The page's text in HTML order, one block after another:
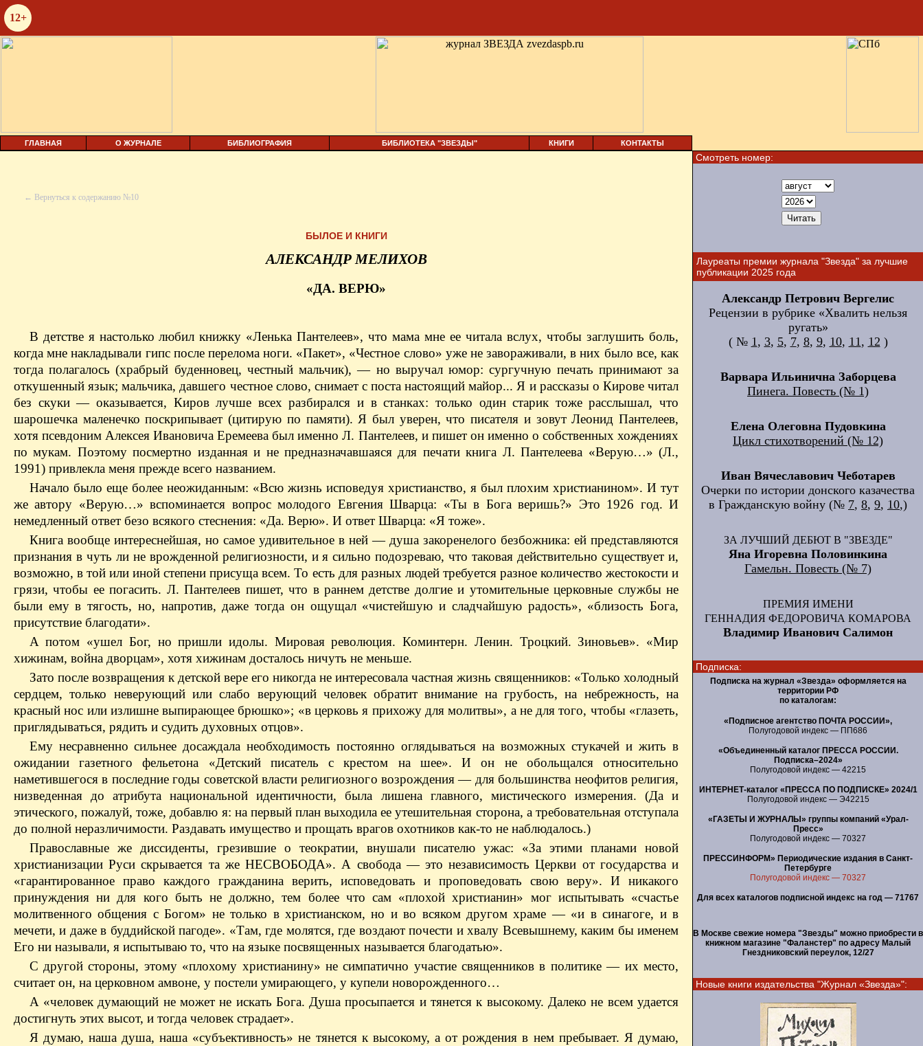
12+
ГЛАВНАЯ О ЖУРНАЛЕ БИБЛИОГРАФИЯ БИБЛИОТЕКА "ЗВЕЗДЫ" КНИГИ КОНТАКТЫ
← Вернуться к содержанию №10
БЫЛОЕ И КНИГИ
АЛЕКСАНДР МЕЛИХОВ
«ДА. ВЕРЮ»
В детстве я настолько любил книжку «Ленька Пантелеев», что мама мне ее читала вслух, чтобы заглушить боль,
когда мне накладывали гипс после перелома ноги. «Пакет», «Честное слово» уже не завораживали, в них было все, как
тогда полагалось (храбрый буденновец, честный мальчик), — но выручал юмор: сургучную печать принимают за
откушенный язык; мальчика, давшего честное слово, снимает с поста настоящий майор... Я и рассказы о Кирове читал
без скуки — оказывается, Киров лучше всех разбирался и в станках: только один старик тоже расслышал, что
шарошечка маленечко поскрипывает (цитирую по памяти). Я был уверен, что писателя и зовут Леонид Пантелеев,
хотя псевдоним Алексея Ивановича Еремеева был именно Л. Пантелеев, и пишет он именно о собственных хождениях
по мукам. Поэтому посмертно изданная и не предназначавшаяся для печати книга Л. Пантелеева «Верую…» (Л.,
1991) привлекла меня прежде всего названием.
Начало было еще более неожиданным: «Всю жизнь исповедуя христианство, я был плохим христианином». И тут
же автору «Верую…» вспоминается вопрос молодого Евгения Шварца: «Ты в Бога веришь?» Это 1926 год. И
немедленный ответ безо всякого стеснения: «Да. Верю». И ответ Шварца: «Я тоже».
Книга вообще интереснейшая, но самое удивительное в ней — душа закоренелого безбожника: ей представляются
признания в чуть ли не врожденной религиозности, и я сильно подозреваю, что таковая действительно существует и,
возможно, в той или иной степени присуща всем. То есть для разных людей требуется разное количество жестокости и
грязи, чтобы ее погасить. Л. Пантелеев пишет, что в раннем детстве долгие и утомительные церковные службы не
были ему в тягость, но, напротив, даже тогда он ощущал «чистейшую и сладчайшую радость», «близость Бога,
присутствие благодати».
А потом «ушел Бог, но пришли идолы. Мировая революция. Коминтерн. Ленин. Троцкий. Зиновьев». «Мир
хижинам, война дворцам», хотя хижинам досталось ничуть не меньше.
Зато после возвращения к детской вере его никогда не интересовала частная жизнь священников: «Только холодный
сердцем, только неверующий или слабо верующий человек обратит внимание на грубость, на небрежность, на
красный нос или излишне выпирающее брюшко»; «в церковь я прихожу для молитвы», а не для того, чтобы «глазеть,
приглядываться, рядить и судить духовных отцов».
Ему несравненно сильнее досаждала необходимость постоянно оглядываться на возможных стукачей и жить в
ожидании газетного фельетона «Детский писатель с крестом на шее». И он не обольщался относительно
наметившегося в последние годы советской власти религиозного возрождения — для большинства неофитов религия,
низведенная до атрибута национальной идентичности, была лишена главного, мистического измерения. (Да и
этического, пожалуй, тоже, добавлю я: на первый план выходила ее утешительная сторона, а требовательная отступала
до полной неразличимости. Раздавать имущество и прощать врагов охотников как-то не наблюдалось.)
Православные же диссиденты, грезившие о теократии, внушали писателю ужас: «За этими планами новой
христианизации Руси скрывается та же НЕСВОБОДА». А свобода — это независимость Церкви от государства и
«гарантированное право каждого гражданина верить, исповедовать и проповедовать свою веру». И никакого
принуждения ни для кого быть не должно, тем более что сам «плохой христианин» мог испытывать «счастье
молитвенного общения с Богом» не только в христианском, но и во всяком другом храме — «и в синагоге, и в
мечети, и даже в буддийской пагоде». «Там, где молятся, где воздают почести и хвалу Всевышнему, каким бы именем
Его ни называли, я испытываю то, что на языке посвященных называется благодатью».
С другой стороны, этому «плохому христианину» не симпатично участие священников в политике — их место,
считает он, на церковном амвоне, у постели умирающего, у купели новорожденного…
А «человек думающий не может не искать Бога. Душа просыпается и тянется к высокому. Далеко не всем удается
достигнуть этих высот, и тогда человек страдает».
Я думаю, наша душа, наша «субъективность» не тянется к высокому, а от рождения в нем пребывает. Я думаю,
Смотреть номер:
Лауреаты премии журнала "Звезда" за лучшие
публикации 2025 года
Александр Петрович Вергелис
Рецензии в рубрике «Хвалить нельзя
ругать»
( № 1, 3, 5, 7, 8, 9, 10, 11, 12 )
Варвара Ильинична Заборцева
Пинега. Повесть (№ 1)
Елена Олеговна Пудовкина
Цикл стихотворений (№ 12)
Иван Вячеславович Чеботарев
Очерки по истории донского казачества
в Гражданскую войну (№ 7, 8, 9, 10,)
ЗА ЛУЧШИЙ ДЕБЮТ В "ЗВЕЗДЕ"
Яна Игоревна Половинкина
Гамельн. Повесть (№ 7)
ПРЕМИЯ ИМЕНИ
ГЕННАДИЯ ФЕДОРОВИЧА КОМАРОВА
Владимир Иванович Салимон
Подписка:
Подписка на журнал «Звезда» оформляется на
территории РФ
по каталогам:
«Подписное агентство ПОЧТА РОССИИ»,
Полугодовой индекс — ПП686
«Объединенный каталог ПРЕССА РОССИИ.
Подписка–2024»
Полугодовой индекс — 42215
ИНТЕРНЕТ-каталог «ПРЕССА ПО ПОДПИСКЕ» 2024/1
Полугодовой индекс — Э42215
«ГАЗЕТЫ И ЖУРНАЛЫ» группы компаний «Урал-
Пресс»
Полугодовой индекс — 70327
ПРЕССИНФОРМ» Периодические издания в Санкт-
Петербурге
Полугодовой индекс — 70327
Для всех каталогов подписной индекс на год — 71767
В Москве свежие номера "Звезды" можно приобрести в
книжном магазине "Фаланстер" по адресу Малый
Гнездниковский переулок, 12/27
Новые книги издательства "Журнал «Звезда»":